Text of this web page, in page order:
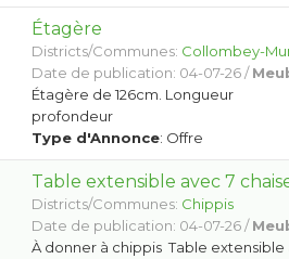
Étagère
Districts/Communes: Collombey-
Date de publication: 04-07-26 /
Étagère de 126cm.
profondeur
Type d'Annonce: Offre
Table extensible avec 7
Districts/Communes: Chippis
Date de publication: 04-07-26 /
À donner à chippis Table extensible